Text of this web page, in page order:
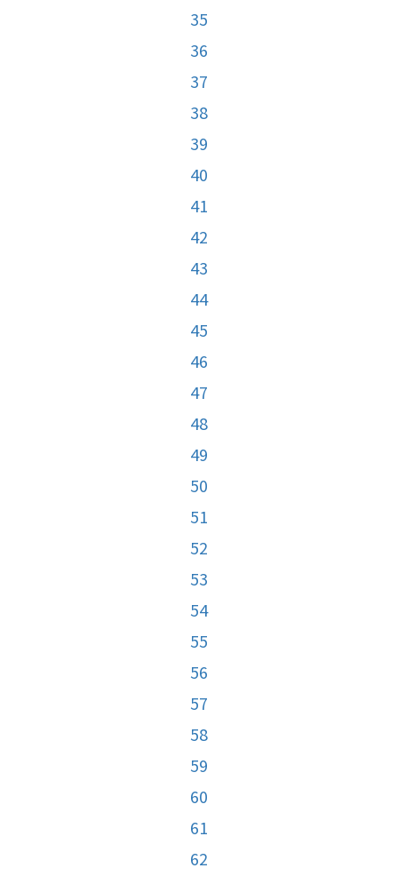
35
36
37
38
39
40
41
42
43
44
45
46
47
48
49
50
51
52
53
54
55
56
57
58
59
60
61
62